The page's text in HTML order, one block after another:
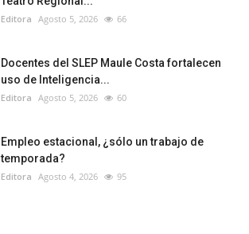
Editora Agosto 5, 2026 66
Docentes del SLEP Maule Costa fortalecen
uso de Inteligencia...
Editora Agosto 5, 2026 60
Empleo estacional, ¿sólo un trabajo de
temporada?
Editora Agosto 4, 2026 95